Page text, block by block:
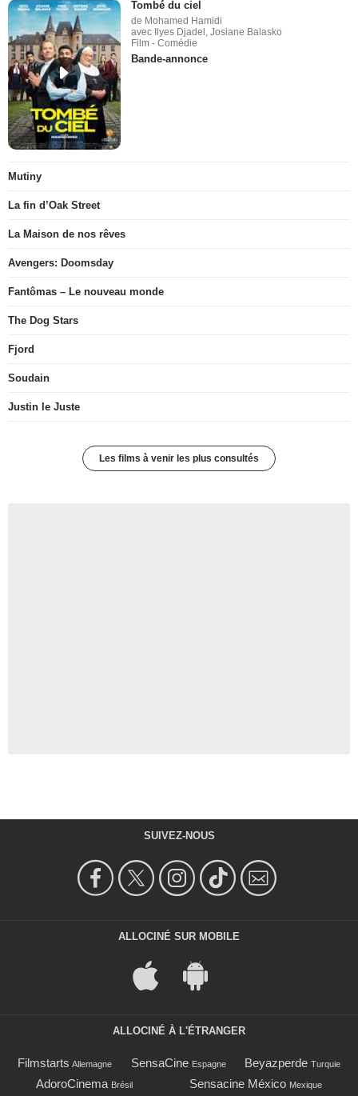
Tombé du ciel
de Mohamed Hamidi
avec Ilyes Djadel, Josiane Balasko
Film - Comédie
Bande-annonce
Mutiny
La fin d’Oak Street
La Maison de nos rêves
Avengers: Doomsday
Fantômas – Le nouveau monde
The Dog Stars
Fjord
Soudain
Justin le Juste
Les films à venir les plus consultés
SUIVEZ-NOUS
ALLOCINÉ SUR MOBILE
ALLOCINÉ À L'ÉTRANGER
Filmstarts Allemagne SensaCine Espagne Beyazperde Turquie
AdoroCinema Brésil Sensacine México Mexique